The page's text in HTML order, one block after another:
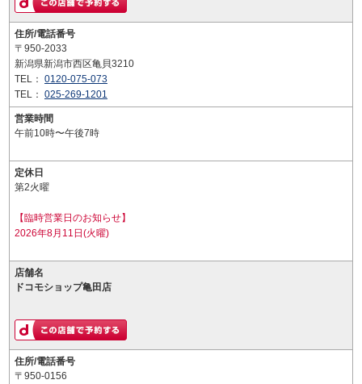
住所/電話番号
〒950-2033
新潟県新潟市西区亀貝3210
TEL： 0120-075-073
TEL： 025-269-1201
営業時間
午前10時〜午後7時
定休日
第2火曜
【臨時営業日のお知らせ】
2026年8月11日(火曜)
店舗名
ドコモショップ亀田店
住所/電話番号
〒950-0156